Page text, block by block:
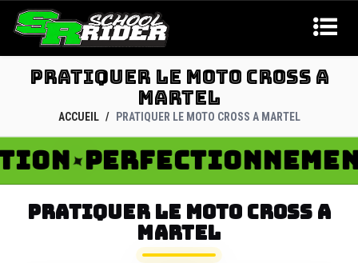
PRATIQUER LE MOTO CROSS A
MARTEL
ACCUEIL PRATIQUER LE MOTO CROSS A MARTEL
✦PERFECTIONNEMENT
PRATIQUER LE MOTO CROSS A
MARTEL